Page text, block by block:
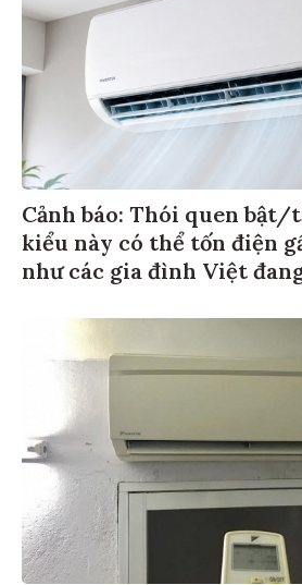
Cảnh báo: Thói quen bật/
kiểu này có thể tốn điện
như các gia đình Việt